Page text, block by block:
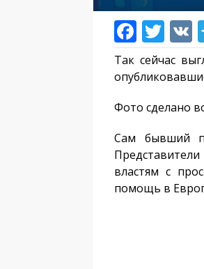
Так сейчас
Фото сделано
Сам бывший
властям с
помощь в